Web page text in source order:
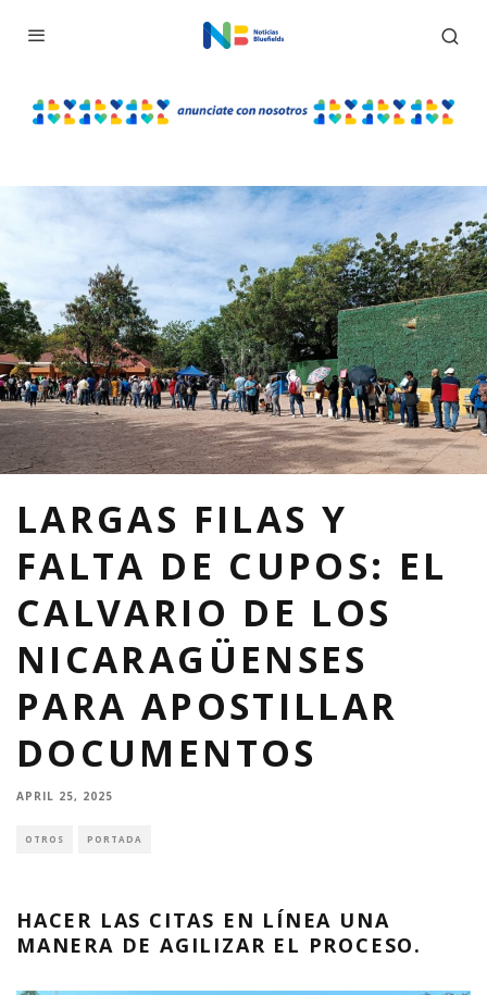
LARGAS FILAS Y
FALTA DE CUPOS: EL
CALVARIO DE LOS
NICARAGÜENSES
PARA APOSTILLAR
DOCUMENTOS
APRIL 25, 2025
OTROS PORTADA
HACER LAS CITAS EN LÍNEA UNA
MANERA DE AGILIZAR EL PROCESO.